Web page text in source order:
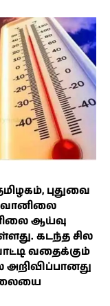
புதுவை
வானிலை
ஆய்வு
கடந்த சில
வதைக்கும்